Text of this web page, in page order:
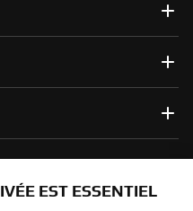
EST ESSENTIEL